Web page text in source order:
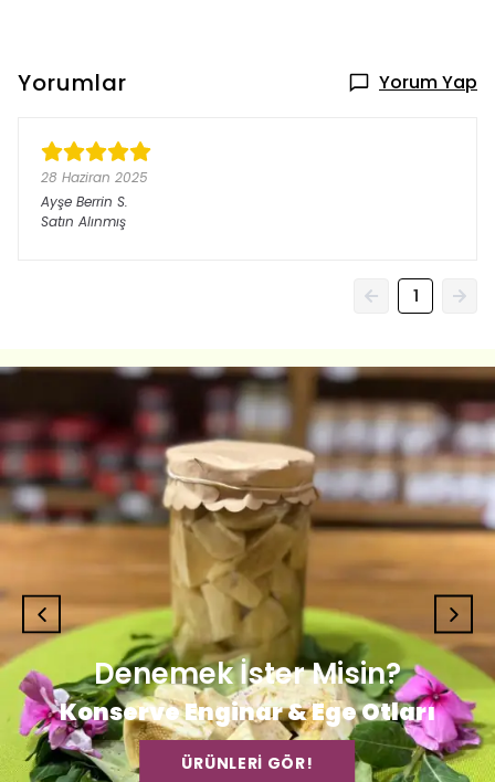
Yorumlar Yorum Yap
28 Haziran 2025
Ayşe Berrin S.
Satın Alınmış
1
Denemek İster Misin?
Konserve Enginar & Ege Otları
ÜRÜNLERİ GÖR!